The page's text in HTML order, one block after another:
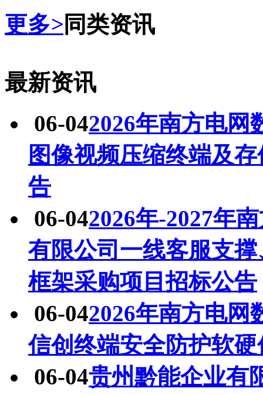
更多> 同类资讯
最新资讯
06-042026年南方电网
图像视频压缩终端及
告
06-042026年-2027年
有限公司一线客服支
框架采购项目招标公告
06-042026年南方电网
信创终端安全防护软
06-04贵州黔能企业有